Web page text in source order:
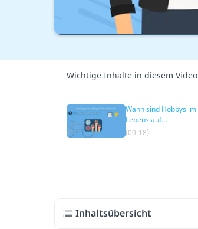
Wichtige Inhalte in diesem Video
Wann sind Hobbys im
Lebenslauf
besonders
(00:18)
Inhaltsübersicht